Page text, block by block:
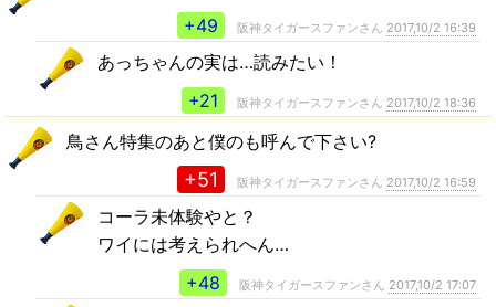
+49
阪神タイガースファンさん 2017,10/2 16:39
あっちゃんの実は…読みたい！
+21
阪神タイガースファンさん 2017,10/2 18:36
鳥さん特集のあと僕のも呼んで下さい?
+51 阪神タイガースファンさん 2017,10/2 16:59
コーラ未体験やと？
ワイには考えられへん…
+48
阪神タイガースファンさん 2017,10/2 17:07